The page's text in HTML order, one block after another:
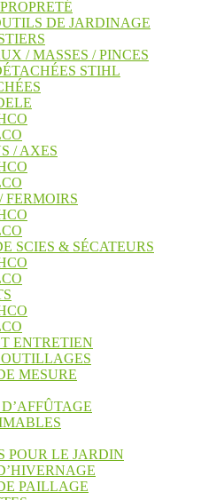
DE JARDINAGE
/ MASSES / PINCES
STIHL
/ AXES
FERMOIRS
SCIES & SÉCATEURS
ENTRETIEN
MESURE
POUR LE JARDIN
PAILLAGE